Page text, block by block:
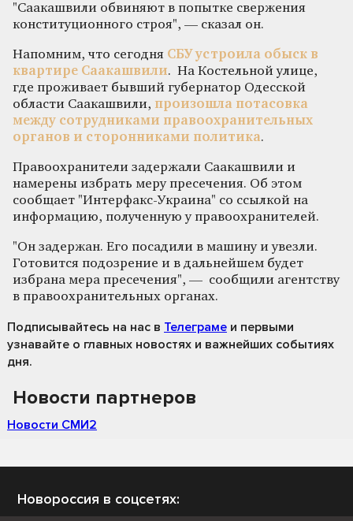
"Саакашвили обвиняют в попытке свержения
конституционного строя", — сказал он.
Напомним, что сегодня СБУ устроила обыск в
квартире Саакашвили. На Костельной улице,
где проживает бывший губернатор Одесской
области Саакашвили, произошла потасовка
между сотрудниками правоохранительных
органов и сторонниками политика.
Правоохранители задержали Саакашвили и
намерены избрать меру пресечения. Об этом
сообщает "Интерфакс-Украина" со ссылкой на
информацию, полученную у правоохранителей.
"Он задержан. Его посадили в машину и увезли.
Готовится подозрение и в дальнейшем будет
избрана мера пресечения", — сообщили агентству
в правоохранительных органах.
Подписывайтесь на нас в Телеграме и первыми
узнавайте о главных новостях и важнейших событиях
дня.
Новости партнеров
Новости СМИ2
Новороссия в соцсетях: